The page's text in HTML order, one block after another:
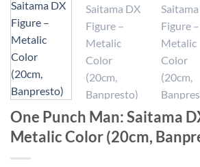
One Punch Man: Saitama
Metalic Color (20cm,